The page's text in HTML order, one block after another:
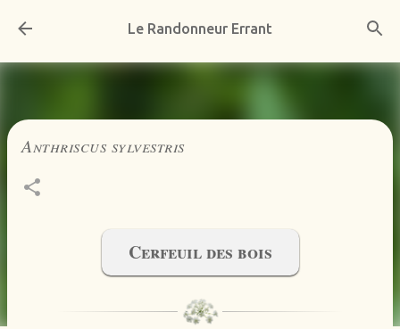
Accéder au contenu principal
Le Randonneur Errant
Anthriscus sylvestris
Cerfeuil des bois